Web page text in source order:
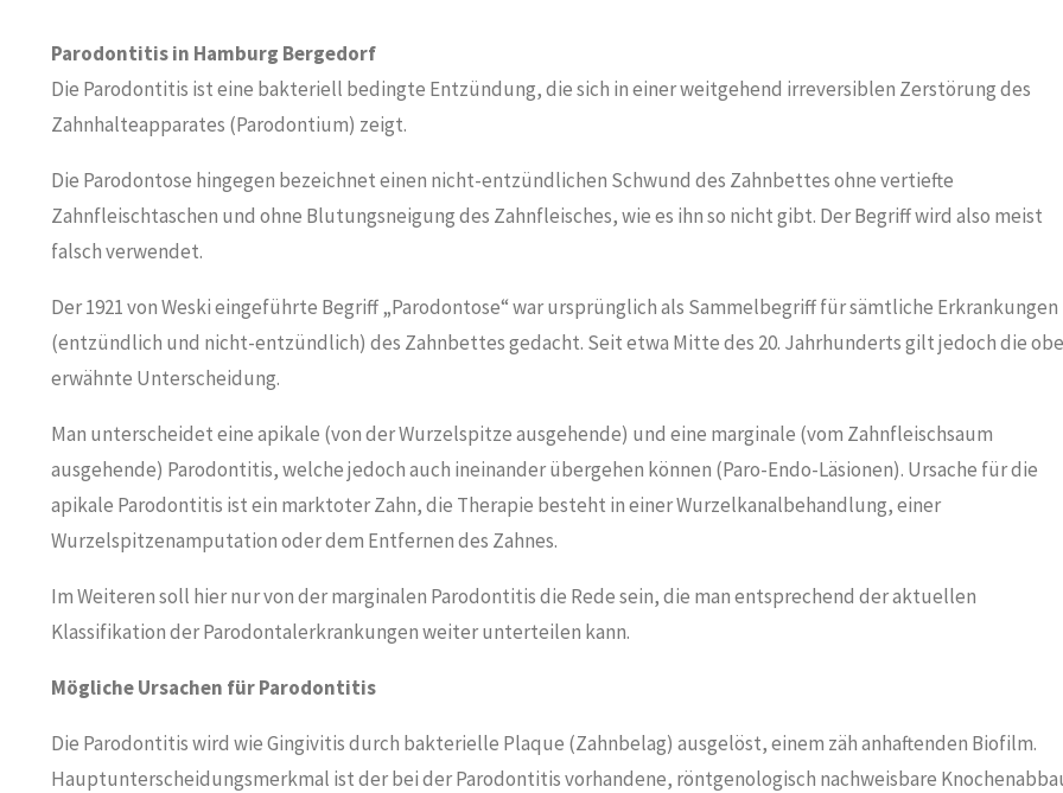
Parodontitis in Hamburg Bergedorf
Die Parodontitis ist eine bakteriell bedingte Entzündung, die sich in einer weitgehend irreversiblen Zerstörung des
Zahnhalteapparates (Parodontium) zeigt.
Die Parodontose hingegen bezeichnet einen nicht-entzündlichen Schwund des Zahnbettes ohne vertiefte
Zahnfleischtaschen und ohne Blutungsneigung des Zahnfleisches, wie es ihn so nicht gibt. Der Begriff wird also meist
falsch verwendet.
Der 1921 von Weski eingeführte Begriff „Parodontose“ war ursprünglich als Sammelbegriff für sämtliche Erkrankungen
(entzündlich und nicht-entzündlich) des Zahnbettes gedacht. Seit etwa Mitte des 20. Jahrhunderts gilt jedoch die
erwähnte Unterscheidung.
Man unterscheidet eine apikale (von der Wurzelspitze ausgehende) und eine marginale (vom Zahnfleischsaum
ausgehende) Parodontitis, welche jedoch auch ineinander übergehen können (Paro-Endo-Läsionen). Ursache für die
apikale Parodontitis ist ein marktoter Zahn, die Therapie besteht in einer Wurzelkanalbehandlung, einer
Wurzelspitzenamputation oder dem Entfernen des Zahnes.
Im Weiteren soll hier nur von der marginalen Parodontitis die Rede sein, die man entsprechend der aktuellen
Klassifikation der Parodontalerkrankungen weiter unterteilen kann.
Mögliche Ursachen für Parodontitis
Die Parodontitis wird wie Gingivitis durch bakterielle Plaque (Zahnbelag) ausgelöst, einem zäh anhaftenden Biofilm.
Hauptunterscheidungsmerkmal ist der bei der Parodontitis vorhandene, röntgenologisch nachweisbare